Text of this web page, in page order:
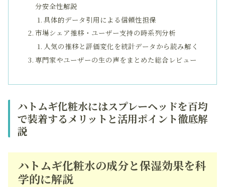
分安全性解説
具体的データ引用による信頼性担保
市場シェア推移・ユーザー支持の時系列分析
人気の推移と評価変化を統計データから読み解く
専門家やユーザーの生の声をまとめた総合レビュー
ハトムギ化粧水にはスプレーヘッドを百均
で装着するメリットと活用ポイント徹底解
説
ハトムギ化粧水の成分と保湿効果を科
学的に解説